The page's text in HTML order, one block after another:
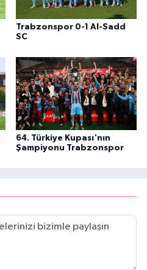
Trabzonspor 0-1 Al-Sadd
SC
64. Türkiye Kupası'nın
Şampiyonu Trabzonspor